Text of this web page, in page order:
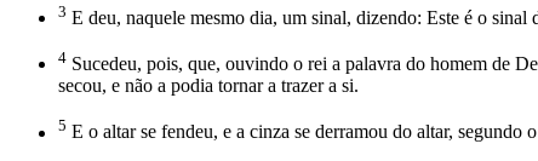
3 E deu, naquele mesmo dia, um sinal, dizendo: Este é o sinal
4 Sucedeu, pois, que, ouvindo o rei a palavra do homem de
secou, e não a podia tornar a trazer a si.
5 E o altar se fendeu, e a cinza se derramou do altar, segundo